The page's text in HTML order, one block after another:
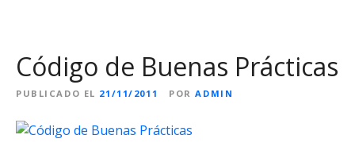
Código de Buenas Prácticas
PUBLICADO EL 21/11/2011 POR ADMIN